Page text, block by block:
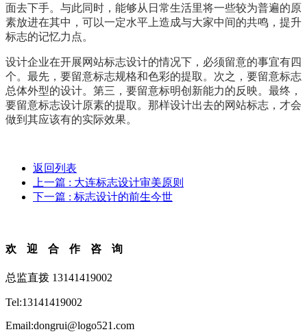
面去下手。与此同时，能够从日常生活里将一些较为普遍的原
素放进在其中，可以一定水平上造成与大家中间的共鸣，提升
标志的记忆力点。
设计企业在开展网站标志设计的情况下，必须留意的事宜有四
个。最先，要留意标志规格和色彩的提取。次之，要留意标志
总体外型的设计。第三，要留意标明创新能力的反映。最终，
要留意标志设计原素的提取。那样设计出去的网站标志，才会
做到其应该有的实际效果。
返回列表
上一篇 : 大连标志设计审美原则
下一篇 : 标志设计的前生今世
欢迎合作咨询
总监直拨 13141419002
Tel:13141419002
Email:dongrui@logo521.com